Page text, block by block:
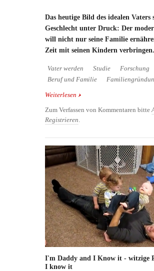
Das heutige Bild des idealen Vaters
Geschlecht unter Druck: Der
will nicht nur seine Familie
Zeit mit seinen Kindern verbringen.
Vater werden Studie
Forschung
Beruf und Familie
Weiterlesen über Männer und
Zum Verfassen von Kommentaren bitte
Registrieren.
I'm Daddy and I Know it - witzige
I know it